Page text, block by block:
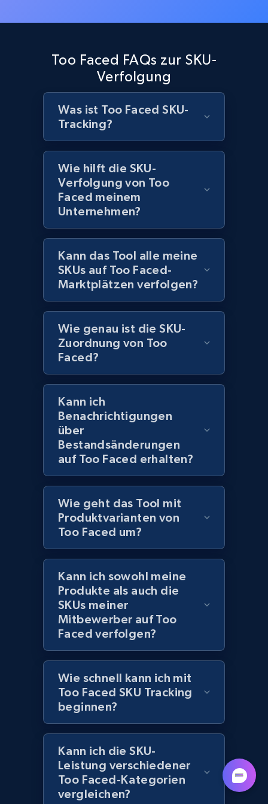
Currency, Discount, Initial price, and more.
1.1K+ Jetzt anfangen
Best Buy products - Collect data on
products using specified keywords
1.1K+ 149+ Jetzt anfangen
Lazada - Products
URL, Title, Rating, Reviews, Initial price, Final
price, Currency, Stock, and more.
Lazada - Products - Discover products by
keyword
URL, Title, Rating, Reviews, Initial price, Final
price, Currency, Stock, and more.
165+ Jetzt anfangen
Lazada - Products - Discover products by
category URL or brand URL
URL, Title, Rating, Reviews, Initial price, Final
price, Currency, Stock, and more.
991+ 165+ Jetzt anfangen
Lazada - Products - Discover products by
seller URL
URL, Title, Rating, Reviews, Initial price, Final
price, Currency, Stock, and more.
Lazada - Products - Discover products by
brand URL
Too Faced FAQs zur SKU-
Verfolgung
Was ist Too Faced SKU-
Tracking?
Wie hilft die SKU-
Verfolgung von Too
Faced meinem
Unternehmen?
Kann das Tool alle meine
SKUs auf Too Faced-
Marktplätzen verfolgen?
Wie genau ist die SKU-
Zuordnung von Too
Faced?
Kann ich
Benachrichtigungen
über
Bestandsänderungen
auf Too Faced erhalten?
Wie geht das Tool mit
Produktvarianten von
Too Faced um?
Kann ich sowohl meine
Produkte als auch die
SKUs meiner
Mitbewerber auf Too
Faced verfolgen?
Wie schnell kann ich mit
Too Faced SKU Tracking
beginnen?
Kann ich die SKU-
Leistung verschiedener
Too Faced-Kategorien
vergleichen?